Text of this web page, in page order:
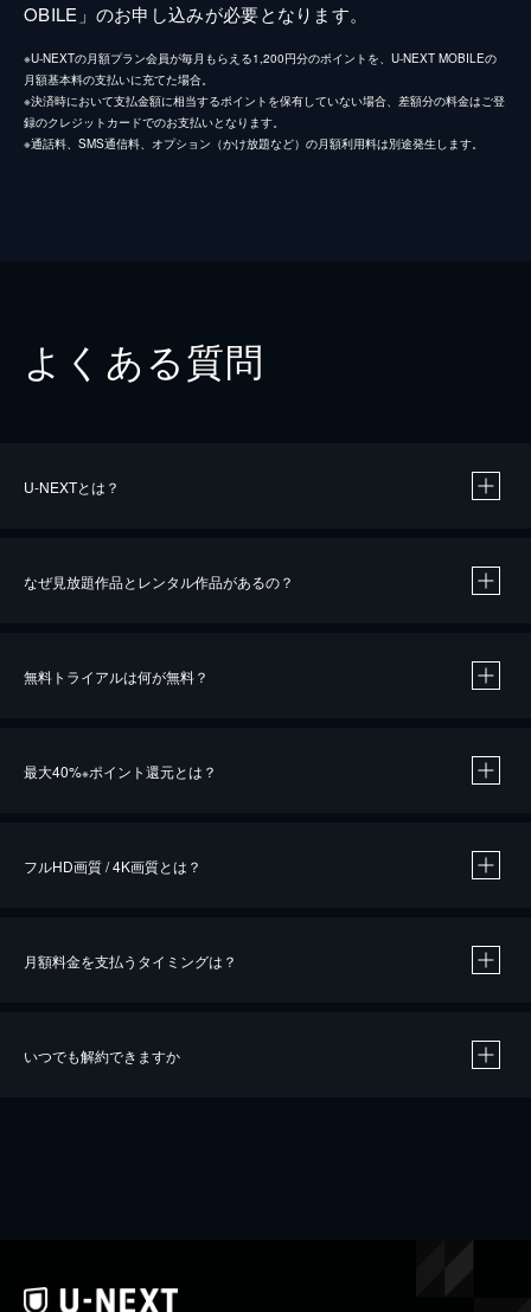
OBILE」のお申し込みが必要となります。
※U-NEXTの月額プラン会員が毎月もらえる1,200円分のポイントを、U-NEXT MOBILEの
月額基本料の支払いに充てた場合。
※決済時において支払金額に相当するポイントを保有していない場合、差額分の料金はご登
録のクレジットカードでのお支払いとなります。
※通話料、SMS通信料、オプション（かけ放題など）の月額利用料は別途発生します。
よくある質問
U-NEXTとは？
なぜ見放題作品とレンタル作品があるの？
無料トライアルは何が無料？
最大40%※ポイント還元とは？
※40％ポイント還元の対象は、クレジットカード決済による作品の購入 / レンタルです。
フルHD画質 / 4K画質とは？
月額料金を支払うタイミングは？
いつでも解約できますか